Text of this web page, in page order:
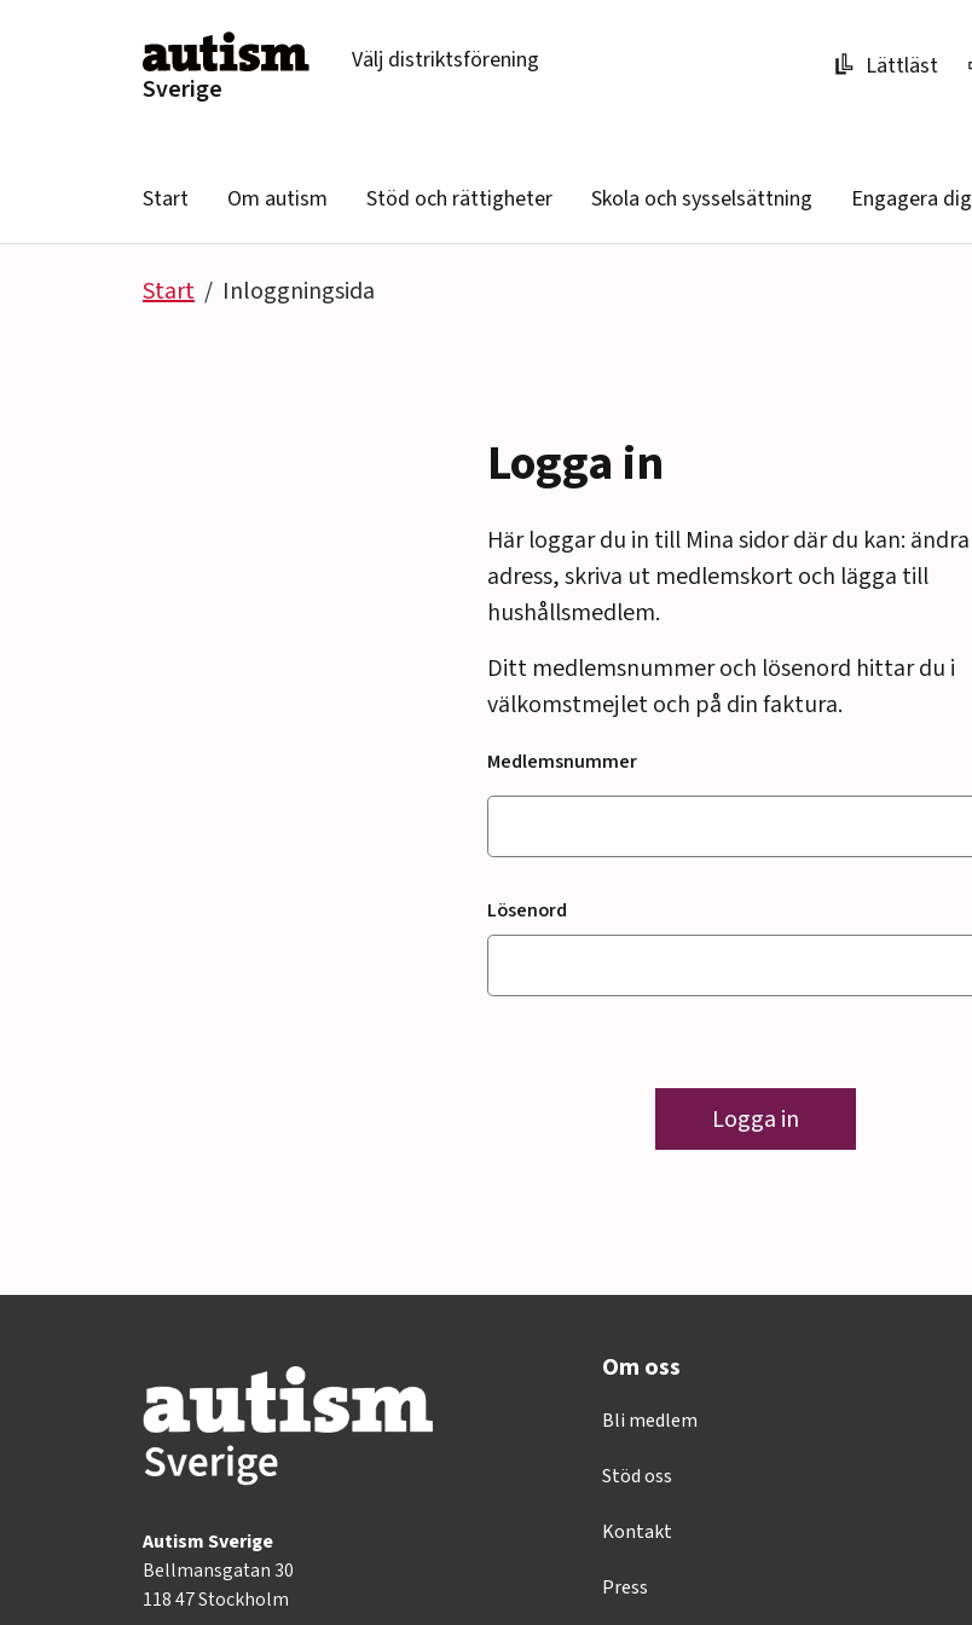
Sverige
Välj distriktsförening Lättläst
Start Om autism Stöd och rättigheter Skola och sysselsättning Engagera dig
Start Inloggningsida
Logga in
Här loggar du in till Mina sidor där du kan: ändra
adress, skriva ut medlemskort och lägga till
hushållsmedlem.
Ditt medlemsnummer och lösenord hittar du i
välkomstmejlet och på din faktura.
Medlemsnummer
Lösenord
Logga in
Autism Sverige
Bellmansgatan 30
118 47 Stockholm
Om oss
Bli medlem
Stöd oss
Kontakt
Press